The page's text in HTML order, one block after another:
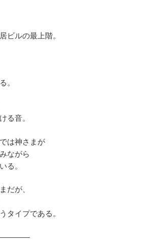
ビルの最上階。
。
る音。
は神さまが
ながら
る。
だが、
タイプである。